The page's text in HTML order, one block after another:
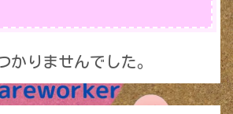
かりませんでした。